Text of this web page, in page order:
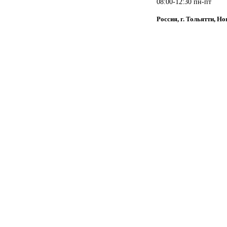
08:00-12:30 пн-пт
Россия, г. Тольятти,